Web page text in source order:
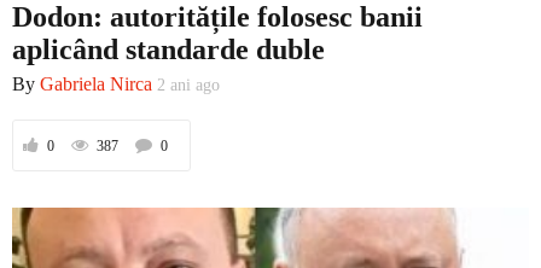
Dodon: autoritățile folosesc banii
aplicând standarde duble
By Gabriela Nirca 2 ani ago
0 387 0